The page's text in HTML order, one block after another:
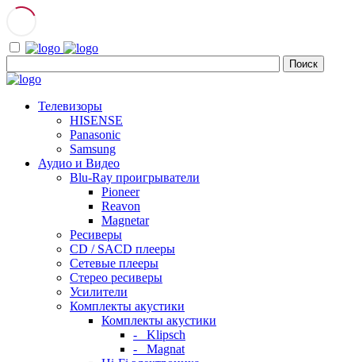
Телевизоры
HISENSE
Panasonic
Samsung
Аудио и Видео
Blu-Ray проигрыватели
Pioneer
Reavon
Magnetar
Ресиверы
CD / SACD плееры
Сетевые плееры
Стерео ресиверы
Усилители
Комплекты акустики
Комплекты акустики
- Klipsch
- Magnat